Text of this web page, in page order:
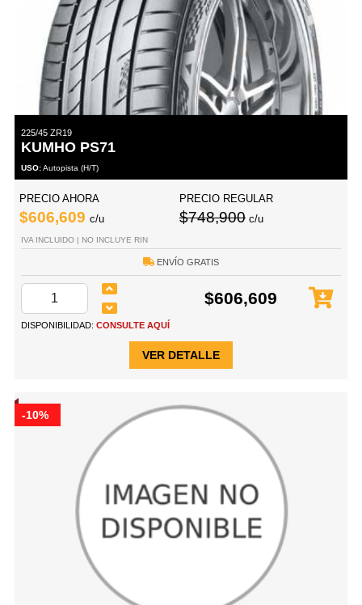
225/45 ZR19
KUMHO PS71
USO:Autopista (H/T)
PRECIO AHORA
$606,609 c/u
PRECIO REGULAR
$748,900 c/u
IVA INCLUIDO | NO INCLUYE RIN
ENVÍO GRATIS
$606,609
DISPONIBILIDAD: CONSULTE AQUÍ
VER DETALLE
-10%